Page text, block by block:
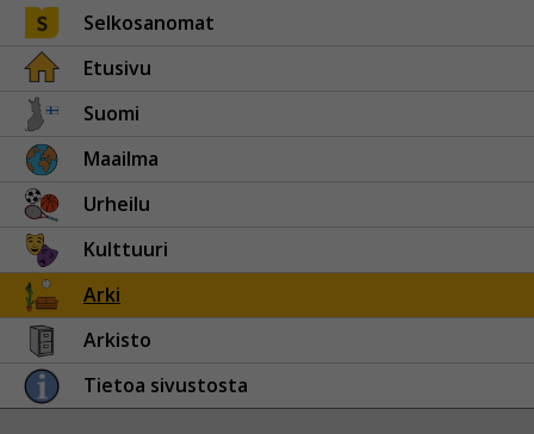
Selkosanomat
Etusivu
Suomi
Maailma
Urheilu
Kulttuuri
Arki
Arkisto
Tietoa sivustosta